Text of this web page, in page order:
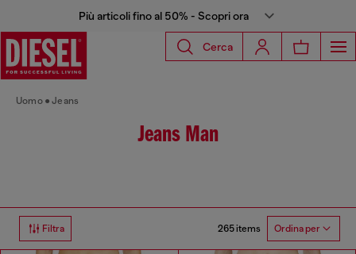
Più articoli fino al 50% - Scopri ora
Cerca
Uomo Jeans
Jeans Man
Filtra 265 items Ordina per